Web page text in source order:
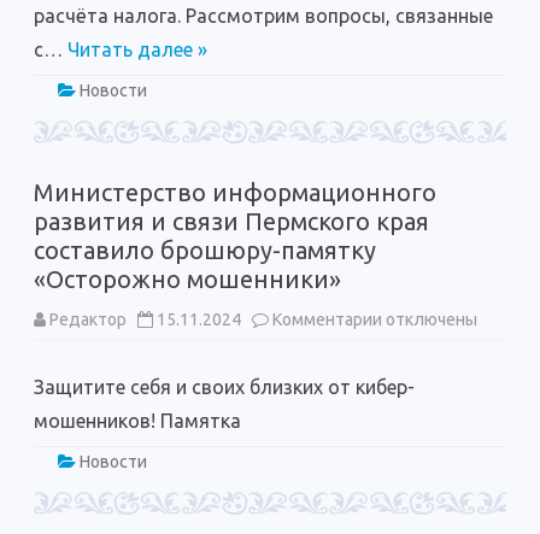
расчёта налога. Рассмотрим вопросы, связанные
с… Читать далее »
Новости
Министерство информационного
развития и связи Пермского края
составило брошюру-памятку
«Осторожно мошенники»
Редактор 15.11.2024 Комментарии к
развития
брошюру-
памятку
«Осторожно
отключены
Защитите себя и своих близких от кибер-
мошенников! Памятка
Новости